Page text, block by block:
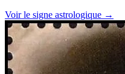
Voir le signe astrologique →